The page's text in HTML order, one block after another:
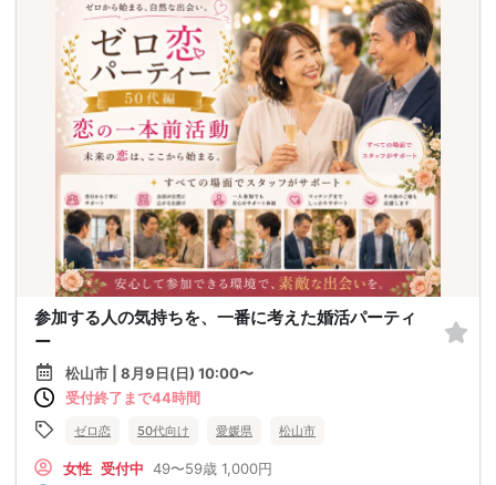
参加する人の気持ちを、一番に考えた婚活パーティ
ー
松山市 | 8月9日(日) 10:00〜
受付終了まで44時間
ゼロ恋 50代向け 愛媛県 松山市
女性 受付中 49〜59歳 1,000円